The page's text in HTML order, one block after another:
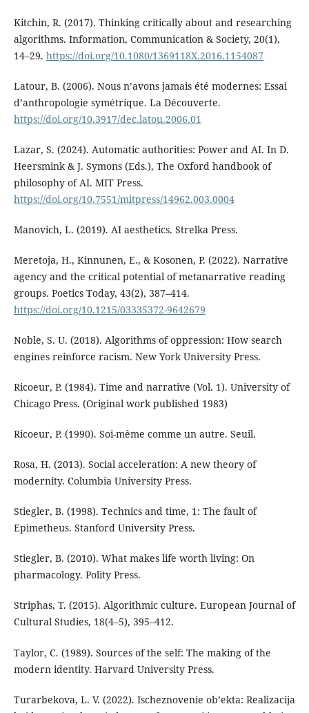
Kitchin, R. (2017). Thinking critically about and researching
algorithms. Information, Communication & Society, 20(1),
14–29. https://doi.org/10.1080/1369118X.2016.1154087
Latour, B. (2006). Nous n’avons jamais été modernes: Essai
d’anthropologie symétrique. La Découverte.
https://doi.org/10.3917/dec.latou.2006.01
Lazar, S. (2024). Automatic authorities: Power and AI. In D.
Heersmink & J. Symons (Eds.), The Oxford handbook of
philosophy of AI. MIT Press.
https://doi.org/10.7551/mitpress/14962.003.0004
Manovich, L. (2019). AI aesthetics. Strelka Press.
Meretoja, H., Kinnunen, E., & Kosonen, P. (2022). Narrative
agency and the critical potential of metanarrative reading
groups. Poetics Today, 43(2), 387–414.
https://doi.org/10.1215/03335372-9642679
Noble, S. U. (2018). Algorithms of oppression: How search
engines reinforce racism. New York University Press.
Ricoeur, P. (1984). Time and narrative (Vol. 1). University of
Chicago Press. (Original work published 1983)
Ricoeur, P. (1990). Soi-même comme un autre. Seuil.
Rosa, H. (2013). Social acceleration: A new theory of
modernity. Columbia University Press.
Stiegler, B. (1998). Technics and time, 1: The fault of
Epimetheus. Stanford University Press.
Stiegler, B. (2010). What makes life worth living: On
pharmacology. Polity Press.
Striphas, T. (2015). Algorithmic culture. European Journal of
Cultural Studies, 18(4–5), 395–412.
Taylor, C. (1989). Sources of the self: The making of the
modern identity. Harvard University Press.
Turarbekova, L. V. (2022). Ischeznovenie ob’ekta: Realizacija